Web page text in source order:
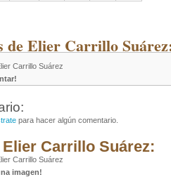
de Elier Carrillo
Carrillo Suárez
para hacer algún comentario.
Elier Carrillo Suárez:
Carrillo Suárez
imagen!